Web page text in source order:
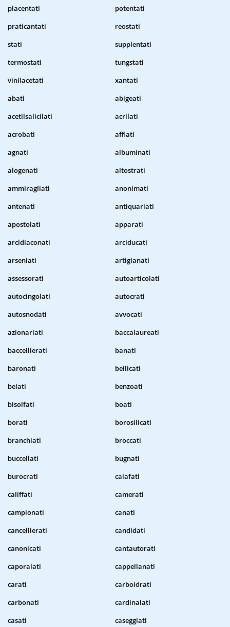
placentati
potentati
praticantati
reostati
stati
supplentati
termostati
tungstati
vinilacetati
xantati
abati
abigeati
acetilsalicilati
acrilati
acrobati
afflati
agnati
albuminati
alogenati
altostrati
ammiragliati
anonimati
antenati
antiquariati
apostolati
apparati
arcidiaconati
arciducati
arseniati
artigianati
assessorati
autoarticolati
autocingolati
autocrati
autosnodati
avvocati
azionariati
baccalaureati
baccellierati
banati
baronati
beilicati
belati
benzoati
bisolfati
boati
borati
borosilicati
branchiati
broccati
buccellati
bugnati
burocrati
calafati
califfati
camerati
campionati
canati
cancellierati
candidati
canonicati
cantautorati
caporalati
cappellanati
carati
carboidrati
carbonati
cardinalati
casati
caseggiati